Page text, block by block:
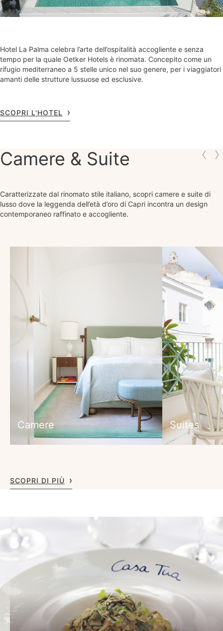
Hotel La Palma celebra l’arte dell’ospitalità accogliente e senza
tempo per la quale Oetker Hotels è rinomata. Concepito come un
rifugio mediterraneo a 5 stelle unico nel suo genere, per i viaggiatori
amanti delle strutture lussuose ed esclusive.
SCOPRI L'HOTEL
Camere & Suite
Caratterizzate dal rinomato stile italiano, scopri camere e suite di
lusso dove la leggenda dell’età d’oro di Capri incontra un design
contemporaneo raffinato e accogliente.
Camere Suites
SCOPRI DI PIÙ